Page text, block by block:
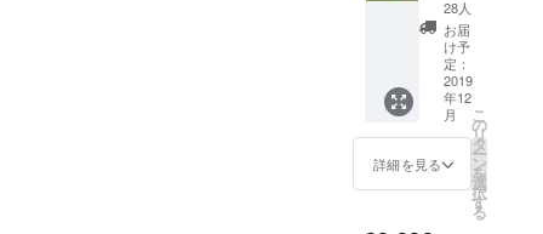
「がん
ばるあ
なたを
応援し
ます」
という
方用。
基本的
にノー
リター
28人
お届
け予
定：
2019
年12
月
詳細を見る
こ
の
リ
タ
ー
ン
を
選
択
す
る